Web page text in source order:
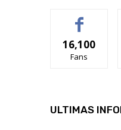
16,100
Fans
ULTIMAS